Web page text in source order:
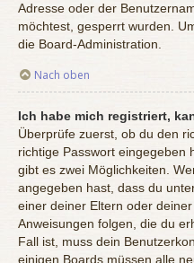
Adresse oder der
möchtest, gesperrt wurden.
die Board-Administration.
Nach oben
Ich habe mich registriert,
Überprüfe zuerst, ob du den
richtige Passwort eingegeben
gibt es zwei Möglichkeiten.
angegeben hast, dass du
einer deiner Eltern oder
Anweisungen folgen, die du
Fall ist, muss dein
einigen Boards müssen alle